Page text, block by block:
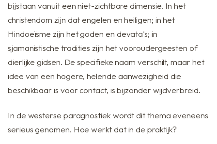
bijstaan vanuit een niet-zichtbare dimensie. In het
christendom zijn dat engelen en heiligen; in het
Hindoeïsme zijn het goden en devata's; in
sjamanistische tradities zijn het vooroudergeesten of
dierlijke gidsen. De specifieke naam verschilt, maar het
idee van een hogere, helende aanwezigheid die
beschikbaar is voor contact, is bijzonder wijdverbreid.
In de westerse paragnostiek wordt dit thema eveneens
serieus genomen. Hoe werkt dat in de praktijk?